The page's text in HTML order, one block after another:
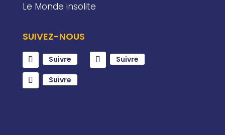
Le Monde insolite
SUIVEZ-NOUS
Suivre Suivre
Suivre